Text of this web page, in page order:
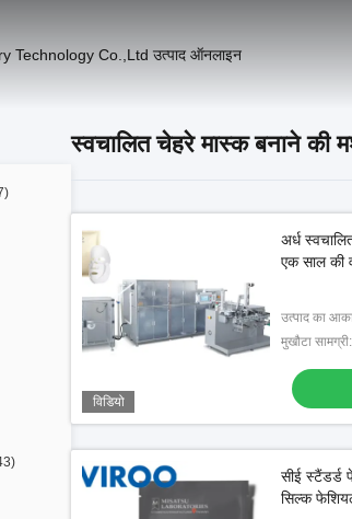
Technology Co.,Ltd उत्पाद ऑनलाइन
स्वचालित चेहरे मास्क बनाने की
विडियो
अर्ध
एक साल की
सीई स्टैंडर्ड
सिल्क